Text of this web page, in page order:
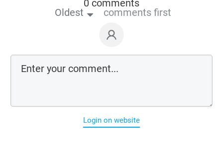
0 comments
Oldest comments first
Login on website